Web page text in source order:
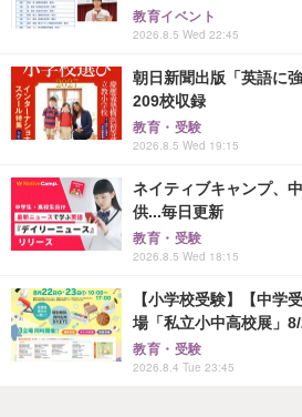
教育イベント
2026.8.5 Wed 22:45
朝日新聞出版「英語に
209校収録
教育・受験
2026.8.5 Wed 19:15
ネイティブキャンプ、
供...毎日更新
教育・受験
2026.8.5 Wed 18:15
【小学校受験】【中学
場「私立小中高校展」
教育・受験
2026.8.4 Tue 23:45